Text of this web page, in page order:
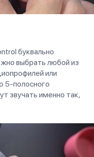
буквально
выбрать любой из
или
5-полосного
звучать именно так,